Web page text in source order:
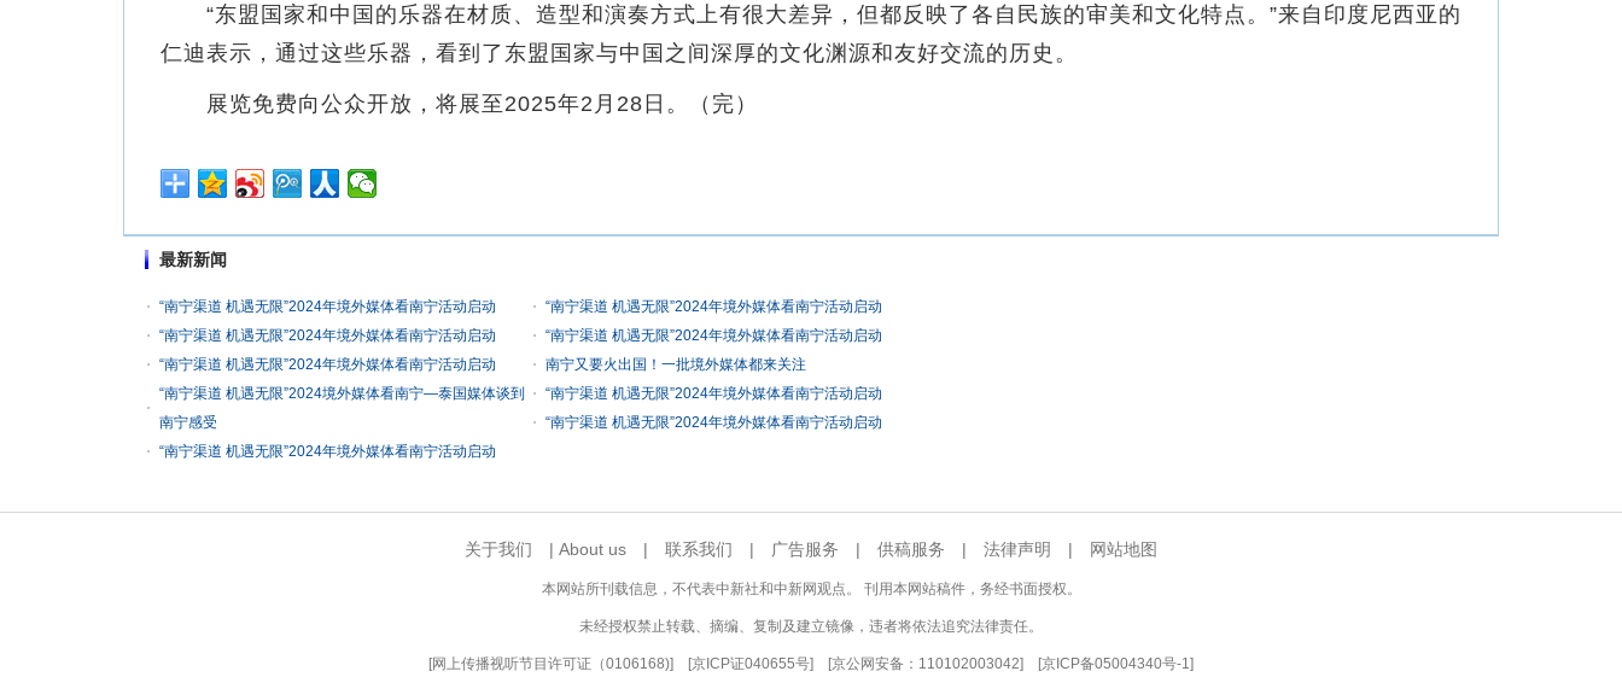
“东盟国家和中国的乐器在材质、造型和演奏方式上有很大差异，但都反映了各自民族的审美和文化特点。”来自印度尼西亚的
仁迪表示，通过这些乐器，看到了东盟国家与中国之间深厚的文化渊源和友好交流的历史。
展览免费向公众开放，将展至2025年2月28日。（完）
最新新闻
“南宁渠道 机遇无限”2024年境外媒体看南宁活动启动
“南宁渠道 机遇无限”2024年境外媒体看南宁活动启动
“南宁渠道 机遇无限”2024年境外媒体看南宁活动启动
“南宁渠道 机遇无限”2024年境外媒体看南宁活动启动
“南宁渠道 机遇无限”2024年境外媒体看南宁活动启动
南宁又要火出国！一批境外媒体都来关注
“南宁渠道 机遇无限”2024境外媒体看南宁—泰国媒体谈到
南宁感受
“南宁渠道 机遇无限”2024年境外媒体看南宁活动启动
“南宁渠道 机遇无限”2024年境外媒体看南宁活动启动
“南宁渠道 机遇无限”2024年境外媒体看南宁活动启动
关于我们 | About us | 联系我们 | 广告服务 | 供稿服务 | 法律声明 | 网站地图
本网站所刊载信息，不代表中新社和中新网观点。 刊用本网站稿件，务经书面授权。
未经授权禁止转载、摘编、复制及建立镜像，违者将依法追究法律责任。
[网上传播视听节目许可证（0106168)] [京ICP证040655号] [京公网安备：110102003042] [京ICP备05004340号-1]